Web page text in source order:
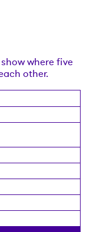
where five
other.